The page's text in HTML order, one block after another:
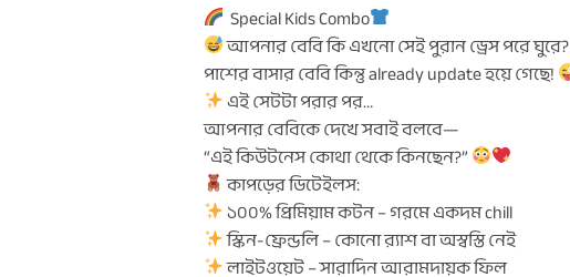
Special Kids Combo
আপনার বেবি কি এখনো সেই পুরান ড্রেস পরে ঘুরে?
পাশের বাসার বেবি কিন্তু already update হয়ে গেছে!
এই সেটটা পরার পর…
আপনার বেবিকে দেখে সবাই বলবে—
“এই কিউটনেস কোথা থেকে কিনছেন?”
কাপড়ের ডিটেইলস:
১০০% প্রিমিয়াম কটন – গরমে একদম chill
স্কিন-ফ্রেন্ডলি – কোনো র‍্যাশ বা অস্বস্তি নেই
লাইটওয়েট – সারাদিন আরামদায়ক ফিল